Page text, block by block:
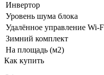
Инвертор
Уровень шума блока
Удалённое управление Wi-
Зимний комплект
На площадь (м2)
Как купить